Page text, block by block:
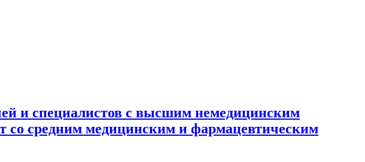
и специалистов с высшим немедицинским
со средним медицинским и фармацевтическим